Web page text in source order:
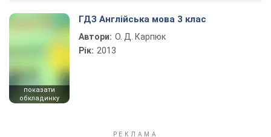
показати
обкладинку
ГДЗ Англійська мова 3 клас
Автори: О. Д. Карпюк
Рік: 2013